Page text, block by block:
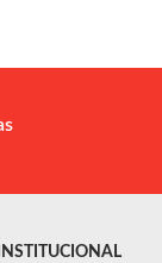
INSTITUCIONAL